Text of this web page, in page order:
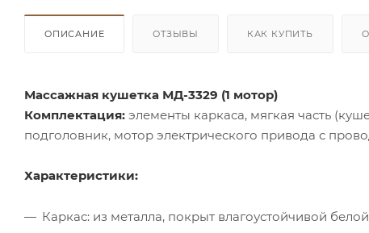
ОПИСАНИЕ ОТЗЫВЫ КАК КУПИТЬ
Массажная кушетка МД-3329 (1 мотор)
Комплектация: элементы каркаса, мягкая часть
подголовник, мотор электрического привода с
Характеристики:
Каркас: из металла, покрыт влагоустойчивой